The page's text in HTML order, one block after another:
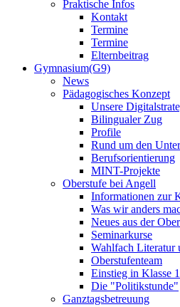
Praktische Infos
Kontakt
Termine
Termine
Elternbeitrag
Gymnasium(G9)
News
Pädagogisches Konzept
Unsere
Bilingualer Zug
Profile
Rund um den
Berufsorientierung
MINT-Projekte
Oberstufe bei Angell
Informationen zur
Was wir anders
Neues aus der
Seminarkurse
Wahlfach Literatur
Oberstufenteam
Einstieg in Klasse
Die "Politikstunde"
Ganztagsbetreuung